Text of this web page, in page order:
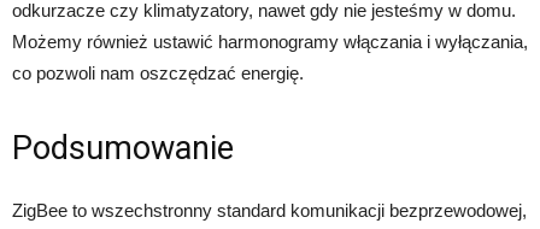
odkurzacze czy klimatyzatory, nawet gdy nie jesteśmy w domu.
Możemy również ustawić harmonogramy włączania i wyłączania,
co pozwoli nam oszczędzać energię.
Podsumowanie
ZigBee to wszechstronny standard komunikacji bezprzewodowej,